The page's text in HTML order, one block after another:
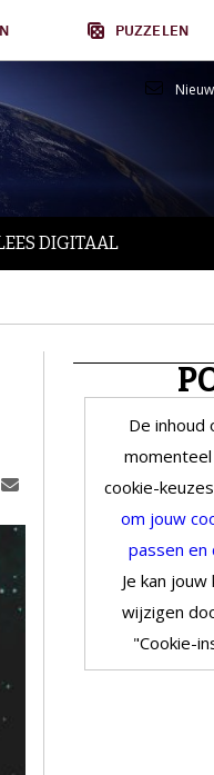
PUZZELEN
DIGITAAL
De inhoud
cookie-
om jouw
passen en
Je kan
wijzigen
"Cookie-